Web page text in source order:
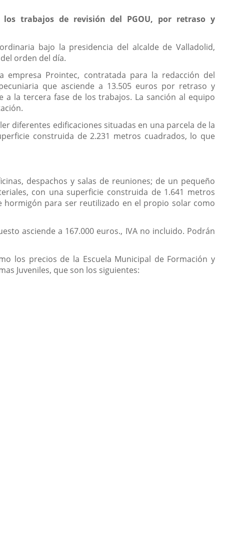
trabajos de revisión del PGOU, por retraso y
bajo la presidencia del alcalde de Valladolid,
orden del día.
Prointec, contratada para la redacción del
que asciende a 13.505 euros por retraso y
la tercera fase de los trabajos. La sanción al equipo
diferentes edificaciones situadas en una parcela de la
construida de 2.231 metros cuadrados, lo que
despachos y salas de reuniones; de un pequeño
con una superficie construida de 1.641 metros
para ser reutilizado en el propio solar como
asciende a 167.000 euros., IVA no incluido. Podrán
los precios de la Escuela Municipal de Formación y
Juveniles, que son los siguientes: